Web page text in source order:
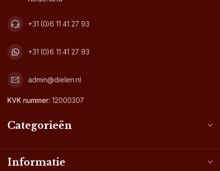
+31 (0)6 11 41 27 93
+31 (0)6 11 41 27 93
admin@dielen.nl
KVK nummer: 12000307
Categorieën
Informatie